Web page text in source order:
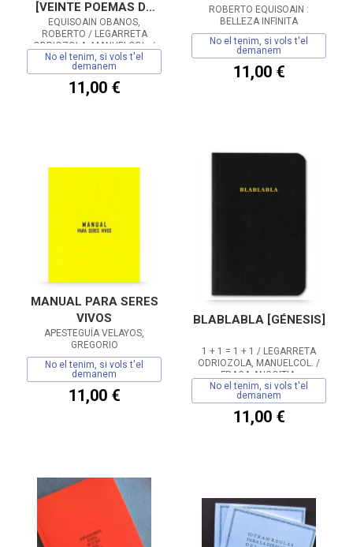
[VEINTE POEMAS DE
AMOR...]
EQUISOAIN OBANOS,
ROBERTO / LEGARRETA
ODRIOZOLA, MANUELCOL. /
FRAGA ANGOITIA,
GARIKOITZED. LIT.
No el tenim, si vols t'el
demanem
11,00 €
ROBERTO EQUISOAIN :
BELLEZA INFINITA
No el tenim, si vols t'el
demanem
11,00 €
MANUAL PARA SERES
VIVOS
APESTEGUÍA VELAYOS,
GREGORIO
No el tenim, si vols t'el
demanem
11,00 €
BLABLABLA [GÉNESIS]
1 + 1 = 1 + 1 / LEGARRETA
ODRIOZOLA, MANUELCOL. /
FRAGA ANGOITIA,
GARIKOITZED. LIT.
No el tenim, si vols t'el
demanem
11,00 €